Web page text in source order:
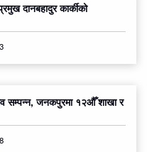
दानबहादुर कार्कीको
सम्पन्न, जनकपुरमा १२औँ शाखा र